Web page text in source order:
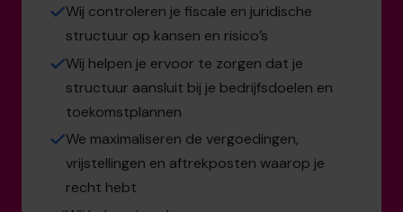
Wij controleren je fiscale en juridische
structuur op kansen en risico’s
Wij helpen je ervoor te zorgen dat je
structuur aansluit bij je bedrijfsdoelen en
toekomstplannen
We maximaliseren de vergoedingen,
vrijstellingen en aftrekposten waarop je
recht hebt